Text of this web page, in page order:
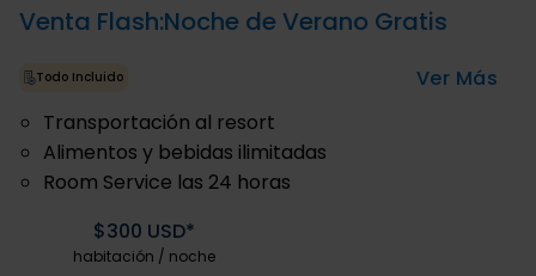
Venta Flash:Noche de Verano Gratis
Todo Incluido
Ver Más
Transportación al resort
Alimentos y bebidas ilimitadas
Room Service las 24 horas
$300 USD*
habitación / noche